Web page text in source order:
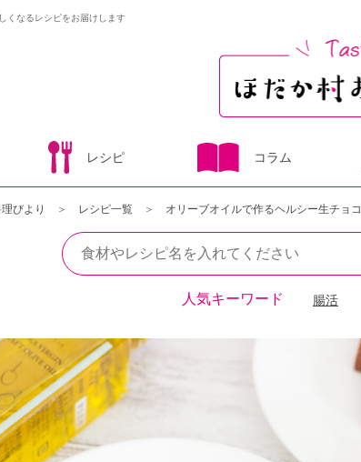
くなるレシピをお届けします
レシピ コラム
びより レシピ一覧 オリーブオイルで作るヘルシー生チョコ
人気キーワード 腸活